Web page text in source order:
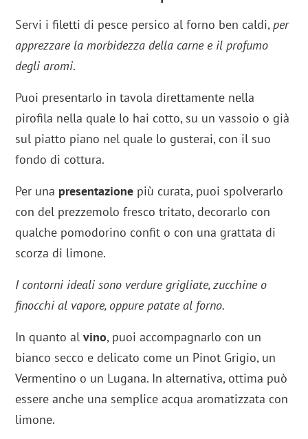
Servi i filetti di pesce persico al forno ben caldi,per
apprezzare la morbidezza della carne e il profumo
degli aromi.
Puoi presentarlo in tavola direttamente nella
pirofila nella quale lo hai cotto, su un vassoio o già
sul piatto piano nel quale lo gusterai, con il suo
fondo di cottura.
Per una presentazione più curata, puoi spolverarlo
con del prezzemolo fresco tritato, decorarlo con
qualche pomodorino confit o con una grattata di
scorza di limone.
I contorni ideali sono verdure grigliate, zucchine o
finocchi al vapore, oppure patate al forno.
In quanto alvino, puoi accompagnarlo con un
bianco secco e delicato come un Pinot Grigio, un
Vermentino o un Lugana. In alternativa, ottima può
essere anche una semplice acqua aromatizzata con
limone.